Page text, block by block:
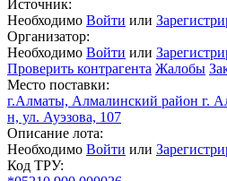
Источник:
Необходимо Войти или
Организатор:
Необходимо Войти или
Проверить контрагента Жалобы
Место поставки:
г.Алматы, Алмалинский район г.
н, ул. Ауэзова, 107
Описание лота:
Необходимо Войти или
Код ТРУ: